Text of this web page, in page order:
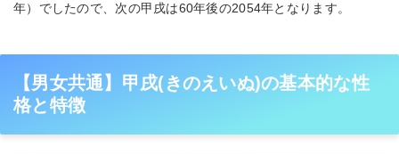
年）でしたので、次の甲戌は60年後の2054年となります。
【男女共通】甲戌(きのえいぬ)の基本的な性
格と特徴